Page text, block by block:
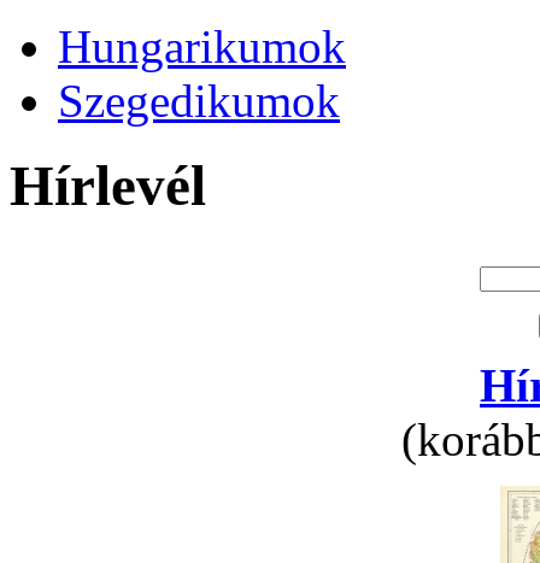
Hungarikumok
Szegedikumok
Hírlevél